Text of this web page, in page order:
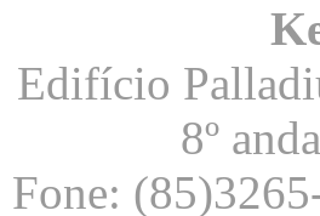
Edifício
8º
Fone: